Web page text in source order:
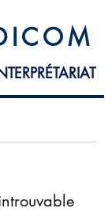
I C O M